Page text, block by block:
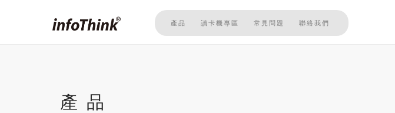
產品 讀卡機專區 常見問題 聯絡我們
產品